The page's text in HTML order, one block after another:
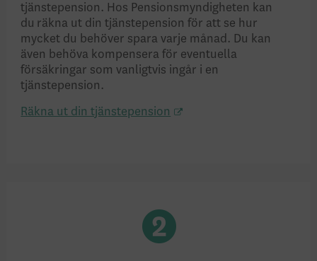
tjänstepension. Hos Pensionsmyndigheten kan
du räkna ut din tjänstepension för att se hur
mycket du behöver spara varje månad. Du kan
även behöva kompensera för eventuella
försäkringar som vanligtvis ingår i en
tjänstepension.
Räkna ut din tjänstepension